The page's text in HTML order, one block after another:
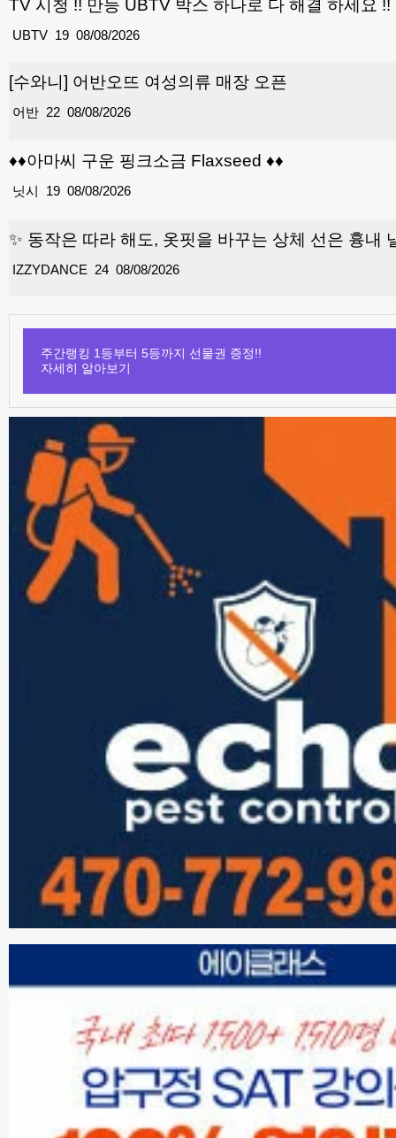
TV 시청 !! 만능 UBTV 박스 하나로 다 해결 하세요 !!
19
UBTV 08/08/2026
[수와니] 어반오뜨 여성의류 매장 오픈
22
어반 08/08/2026
♦️♦️아마씨 구운 핑크소금 Flaxseed ♦️♦️
19
닛시 08/08/2026
✨ 동작은 따라 해도, 옷핏을 바꾸는 상체 선은 흉내
24
IZZYDANCE 08/08/2026
주간랭킹 1등부터 5등까지 선물권 증정!!
자세히 알아보기